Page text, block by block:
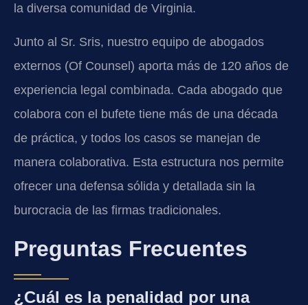
la diversa comunidad de Virginia.
Junto al Sr. Sris, nuestro equipo de abogados
externos (Of Counsel) aporta más de 120 años de
experiencia legal combinada. Cada abogado que
colabora con el bufete tiene más de una década
de práctica, y todos los casos se manejan de
manera colaborativa. Esta estructura nos permite
ofrecer una defensa sólida y detallada sin la
burocracia de las firmas tradicionales.
Preguntas Frecuentes
¿Cuál es la penalidad por una